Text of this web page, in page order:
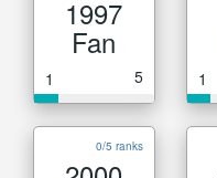
1997
Fan
1 5 1
0/5 ranks